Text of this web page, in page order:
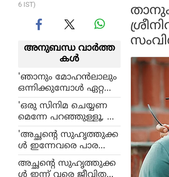
6 IST)
അനുബന്ധ വാര്‍ത്ത
കള്‍
'ഞാനും മോഹൻലാലും
ഒന്നിക്കുമ്പോൾ ഏറ്റവും
കൂടുതൽ മിസ്സ് ചെയ്യുന്ന
ത് ആ നടനെ': സത്യൻ
അന്തിക്കാട്
'ഒരു സിനിമ ചെയ്യണ
മെന്നേ പറഞ്ഞുള്ളൂ, ന
ന്നായി ചെയ്താൽ അവ
ർക്ക് കൊള്ളാം': വിസ്മ
യയുടെ അരങ്ങേറ്റത്തെ
കുറിച്ച് മോഹൻലാൽ
'അച്ഛന്റെ സുഹൃത്തുക്ക
ൾ ഇന്നേവരെ പാര
മാത്രമേ വെച്ചിട്ടുള്ളൂ':
ധ്യാൻ ശ്രീനിവാസൻ
അച്ഛന്റെ സുഹൃത്തുക്ക